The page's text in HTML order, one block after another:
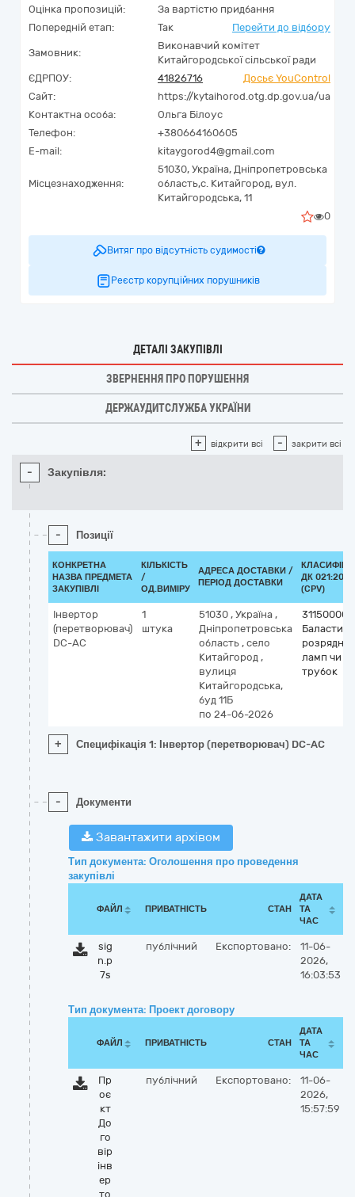
Оцінка пропозицій:
За вартістю придбання
Попередній етап:
Так Перейти до відбору
Замовник:
Виконавчий комітет
Китайгородської сільської ради
ЄДРПОУ:
41826716
Досьє YouControl
Сайт:
https://kytaihorod.otg.dp.gov.ua/ua
Контактна особа:
Ольга Білоус
Телефон:
+380664160605
E-mail:
kitaygorod4@gmail.com
Місцезнаходження:
51030, Україна, Дніпропетровська
область,с. Китайгород, вул.
Китайгородська, 11
0
Витяг про відсутність судимості
Реєстр корупційних порушників
ДЕТАЛІ ЗАКУПІВЛІ
ЗВЕРНЕННЯ ПРО ПОРУШЕННЯ
ДЕРЖАУДИТСЛУЖБА УКРАЇНИ
+ відкрити всі - закрити всі
- Закупівля:
- Позиції
КОНКРЕТНА
НАЗВА ПРЕДМЕТА
ЗАКУПІВЛІ
КІЛЬКІСТЬ
/
ОД.ВИМІРУ
АДРЕСА ДОСТАВКИ /
ПЕРІОД ДОСТАВКИ
ДК 021:2015
(CPV)
Інвертор
(перетворювач)
DC-AC
1
штука
51030 , Україна ,
Дніпропетровська
область , село
Китайгород ,
вулиця
Китайгородська,
буд 11Б
по 24-06-2026
31150000-
Баласти
розрядних
ламп чи
трубок
+ Специфікація 1: Інвертор (перетворювач) DC-AC
- Документи
Завантажити архівом
Тип документа: Оголошення про проведення
закупівлі
ФАЙЛ ПРИВАТНІСТЬ СТАН
ДАТА
ТА
ЧАС
sig
n.p
7s
публічний Експортовано:
11-06-
2026,
16:03:53
Тип документа: Проект договору
ФАЙЛ ПРИВАТНІСТЬ СТАН
ДАТА
ТА
ЧАС
Пр
оє
кт
До
го
вір
інв
ер
то
публічний Експортовано:
11-06-
2026,
15:57:59